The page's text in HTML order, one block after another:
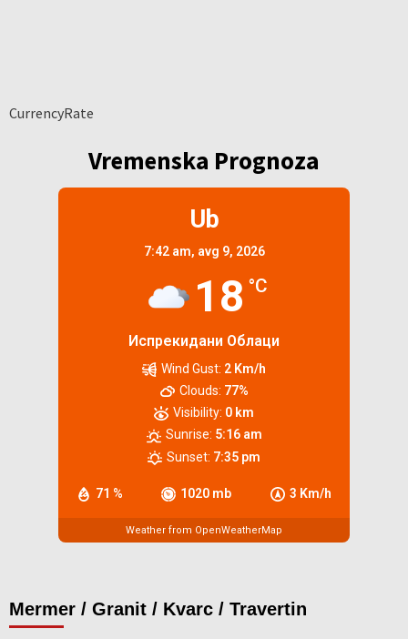
CurrencyRate
Vremenska Prognoza
Ub
7:42 am, avg 9, 2026
18 °C
Испрекидани Облаци
71 % 1020 mb 3 Km/h
Wind Gust: 2 Km/h
Clouds: 77%
Visibility: 0 km
Sunrise: 5:16 am
Sunset: 7:35 pm
Weather from OpenWeatherMap
Mermer / Granit / Kvarc / Travertin